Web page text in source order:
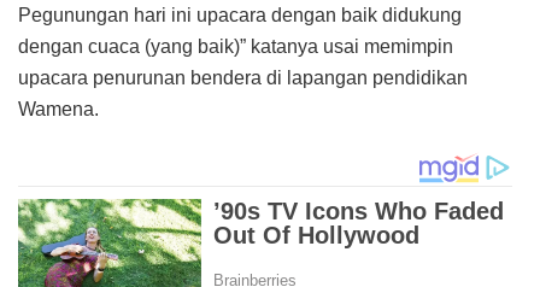
Pegunungan hari ini upacara dengan baik didukung
dengan cuaca (yang baik)” katanya usai memimpin
upacara penurunan bendera di lapangan pendidikan
Wamena.